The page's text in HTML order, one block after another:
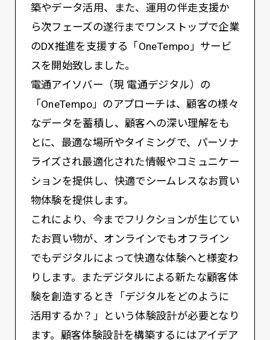
築やデータ活用、また、運用の伴走支援か
ら次フェーズの遂行までワンストップで企業
のDX推進を支援する「OneTempo」サービ
スを開始致しました。
電通アイソバー（現 電通デジタル）の
「OneTempo」のアプローチは、顧客の様々
なデータを蓄積し、顧客への深い理解をも
とに、最適な場所やタイミングで、パーソナ
ライズされ最適化された情報やコミュニケー
ションを提供し、快適でシームレスなお買い
物体験を提供します。
これにより、今までフリクションが生じてい
たお買い物が、オンラインでもオフライン
でもデジタルによって快適な体験へと様変わ
りします。またデジタルによる新たな顧客体
験を創造するとき「デジタルをどのように
活用するか？」という体験設計が必要となり
ます。顧客体験設計を構築するにはアイデア